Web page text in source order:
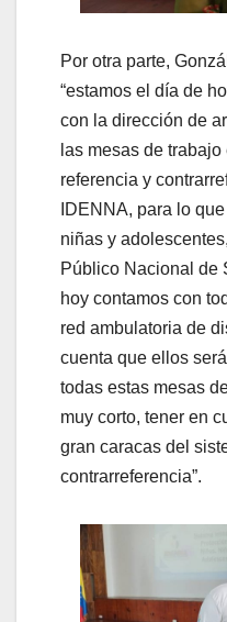
Por otra parte,
“estamos el día de
con la dirección de
las mesas de
referencia y
IDENNA, para lo
niñas y
Público Nacional de
hoy contamos con
red ambulatoria de
cuenta que ellos
todas estas mesas
muy corto, tener en
gran caracas del
contrarreferencia”.